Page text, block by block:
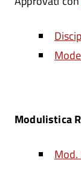
Modulistica